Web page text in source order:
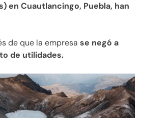
en Cuautlancingo, Puebla, han
de que la empresa se negó a
de utilidades.